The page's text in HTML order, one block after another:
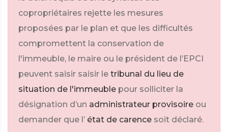
copropriétaires rejette les mesures
proposées par le plan et que les difficultés
compromettent la conservation de
l'immeuble, le maire ou le président de l’EPCI
peuvent saisir saisir le tribunal du lieu de
situation de l'immeuble pour solliciter la
désignation d’un administrateur provisoire ou
demander que l’ état de carence soit déclaré.